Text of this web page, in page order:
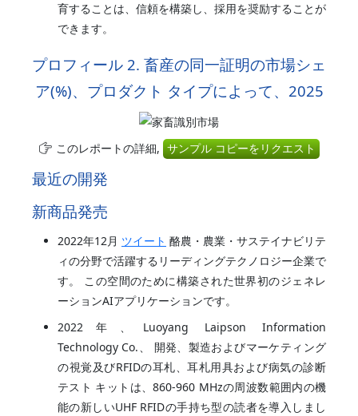
育することは、信頼を構築し、採用を奨励することが
できます。
プロフィール 2. 畜産の同一証明の市場シェ
ア(%)、プロダクト タイプによって、2025
このレポートの詳細, サンプル コピーをリクエスト
最近の開発
新商品発売
2022年12月 ツイート 酪農・農業・サステイナビリテ
ィの分野で活躍するリーディングテクノロジー企業で
す。 この空間のために構築された世界初のジェネレ
ーションAIアプリケーションです。
2022年、Luoyang Laipson Information
Technology Co.、 開発、製造およびマーケティング
の視覚及びRFIDの耳札、耳札用具および病気の診断
テスト キットは、860-960 MHzの周波数範囲内の機
能の新しいUHF RFIDの手持ち型の読者を導入しまし